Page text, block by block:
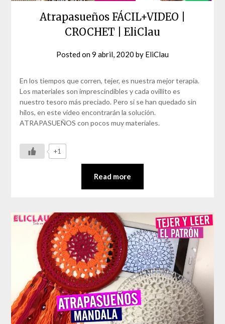
Atrapasueños FÁCIL+VIDEO |
CROCHET | EliClau
Posted on9 abril, 2020 by EliClau
En los tiempos que corren, tejer, es nuestra mejor terapia.
Los materiales son imprescindibles y cada ovillito es
nuestro tesoro más preciado. Pero si se han quedado sin
hilos, en este video encontrarán la solución.
ATRAPASUEÑOS con pocos muy materiales.
+1
Read more